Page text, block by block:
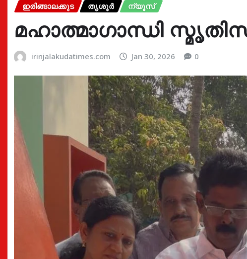
ഇരിങ്ങാലക്കുട തൃശൂർ ന്യൂസ്
മഹാത്മാഗാന്ധി
irinjalakudatimes.com Jan 30, 2026 0